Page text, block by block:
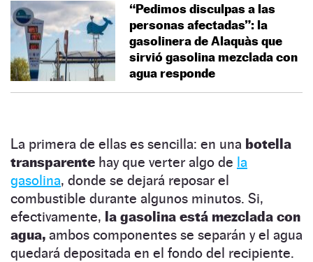
“Pedimos disculpas a las
personas afectadas”: la
gasolinera de Alaquàs que
sirvió gasolina mezclada con
agua responde
La primera de ellas es sencilla: en una botella
transparente hay que verter algo de la
gasolina, donde se dejará reposar el
combustible durante algunos minutos. Si,
efectivamente, la gasolina está mezclada con
agua, ambos componentes se separán y el agua
quedará depositada en el fondo del recipiente.